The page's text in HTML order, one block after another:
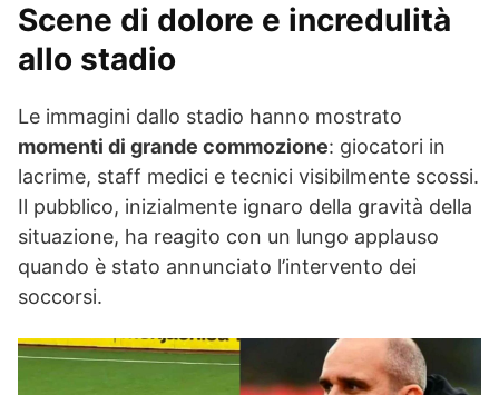
Scene di dolore e incredulità
allo stadio
Le immagini dallo stadio hanno mostrato
momenti di grande commozione: giocatori in
lacrime, staff medici e tecnici visibilmente scossi.
Il pubblico, inizialmente ignaro della gravità della
situazione, ha reagito con un lungo applauso
quando è stato annunciato l’intervento dei
soccorsi.